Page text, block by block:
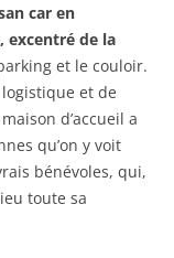
car en
excentré de la
et le couloir.
et de
d’accueil a
qu’on y voit
bénévoles, qui,
toute sa